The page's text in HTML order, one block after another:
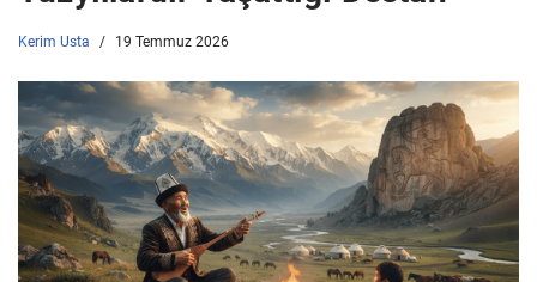
Kerim Usta 19 Temmuz 2026